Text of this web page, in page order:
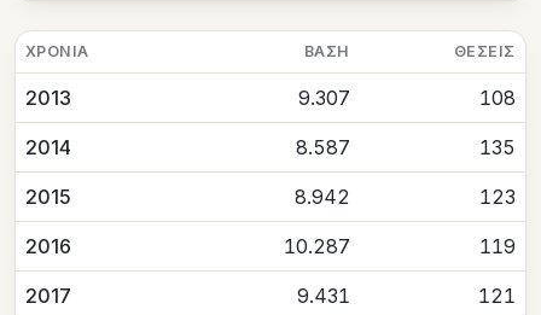
ΧΡΟΝΙΆ ΒΆΣΗ ΘΈΣΕΙΣ
2013 9.307 108
2014 8.587 135
2015 8.942 123
2016 10.287 119
2017 9.431 121